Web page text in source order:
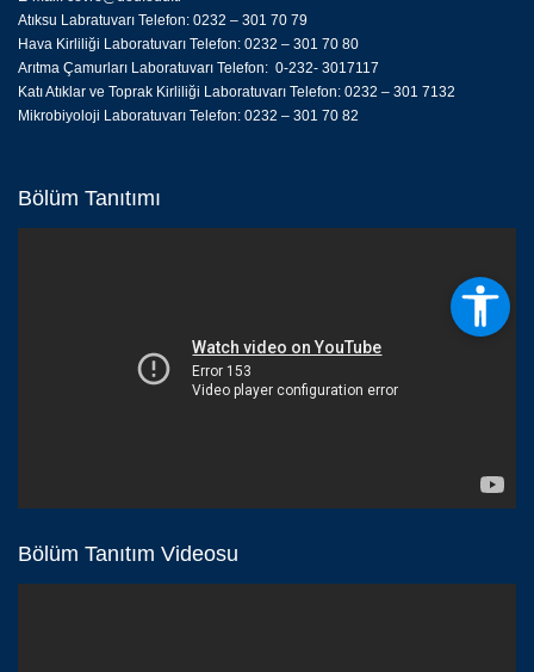
Atıksu Labratuvarı Telefon: 0232 – 301 70 79
Hava Kirliliği Laboratuvarı Telefon: 0232 – 301 70 80
Arıtma Çamurları Laboratuvarı Telefon: 0-232- 3017117
Katı Atıklar ve Toprak Kirliliği Laboratuvarı Telefon: 0232 – 301 7132
Mikrobiyoloji Laboratuvarı Telefon: 0232 – 301 70 82
Bölüm Tanıtımı
Bölüm Tanıtım Videosu